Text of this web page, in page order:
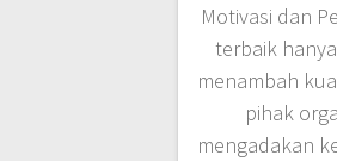
Motivasi dan
terbaik
menambah
pihak
mengadakan